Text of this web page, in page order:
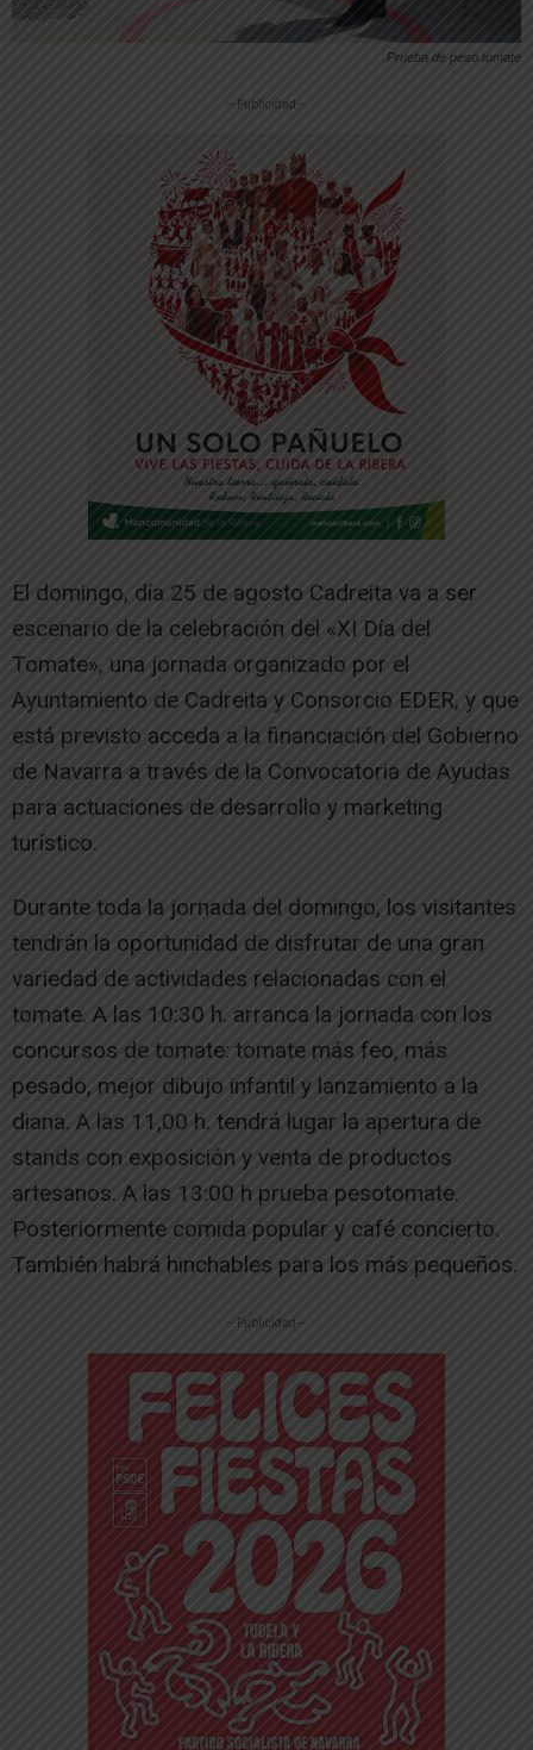
Prueba de peso tomate
-- Publicidad --
El domingo, día 25 de agosto Cadreita va a ser
escenario de la celebración del «XI Día del
Tomate», una jornada organizado por el
Ayuntamiento de Cadreita y Consorcio EDER, y que
está previsto acceda a la financiación del Gobierno
de Navarra a través de la Convocatoria de Ayudas
para actuaciones de desarrollo y marketing
turístico.
Durante toda la jornada del domingo, los visitantes
tendrán la oportunidad de disfrutar de una gran
variedad de actividades relacionadas con el
tomate. A las 10:30 h. arranca la jornada con los
concursos de tomate: tomate más feo, más
pesado, mejor dibujo infantil y lanzamiento a la
diana. A las 11,00 h. tendrá lugar la apertura de
stands con exposición y venta de productos
artesanos. A las 13:00 h prueba pesotomate.
Posteriormente comida popular y café concierto.
También habrá hinchables para los más pequeños.
-- Publicidad --